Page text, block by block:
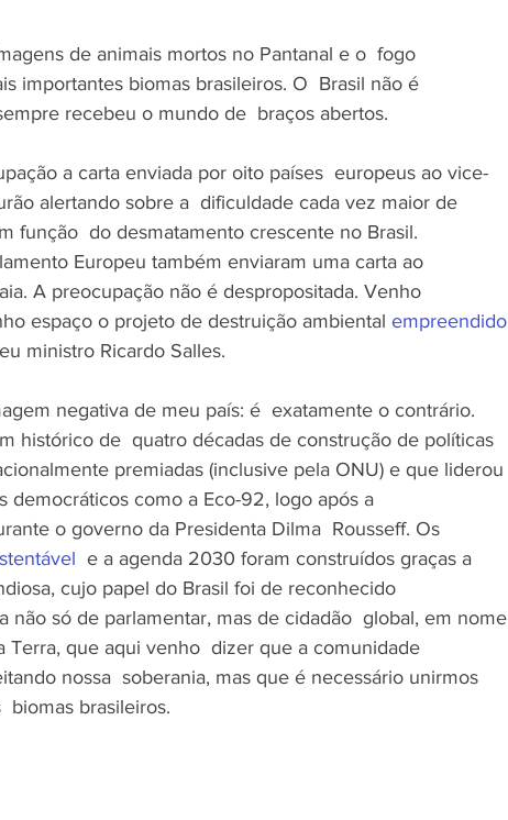
0 e Agricultura Sust.
de animais mortos no Pantanal e o  fogo
importantes biomas brasileiros. O  Brasil não é
recebeu o mundo de  braços abertos.
a carta enviada por oito países  europeus ao vice-
alertando sobre a  dificuldade cada vez maior de
função  do desmatamento crescente no Brasil.
Europeu também enviaram uma carta ao
A preocupação não é despropositada. Venho
espaço o projeto de destruição ambiental empreendido
ministro Ricardo Salles.
negativa de meu país: é  exatamente o contrário.
histórico de  quatro décadas de construção de políticas
premiadas (inclusive pela ONU) e que liderou
democráticos como a Eco-92, logo após a
o governo da Presidenta Dilma  Rousseff. Os
  e a agenda 2030 foram construídos graças a
cujo papel do Brasil foi de reconhecido
não só de parlamentar, mas de cidadão  global, em nome
Terra, que aqui venho  dizer que a comunidade
nossa  soberania, mas que é necessário unirmos
biomas brasileiros.